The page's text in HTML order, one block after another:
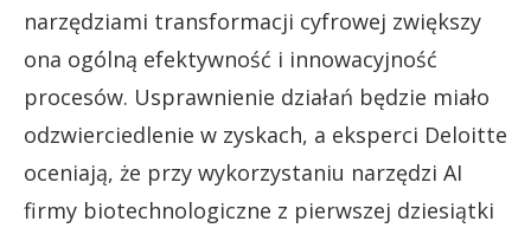
narzędziami transformacji cyfrowej zwiększy
ona ogólną efektywność i innowacyjność
procesów. Usprawnienie działań będzie miało
odzwierciedlenie w zyskach, a eksperci Deloitte
oceniają, że przy wykorzystaniu narzędzi AI
firmy biotechnologiczne z pierwszej dziesiątki